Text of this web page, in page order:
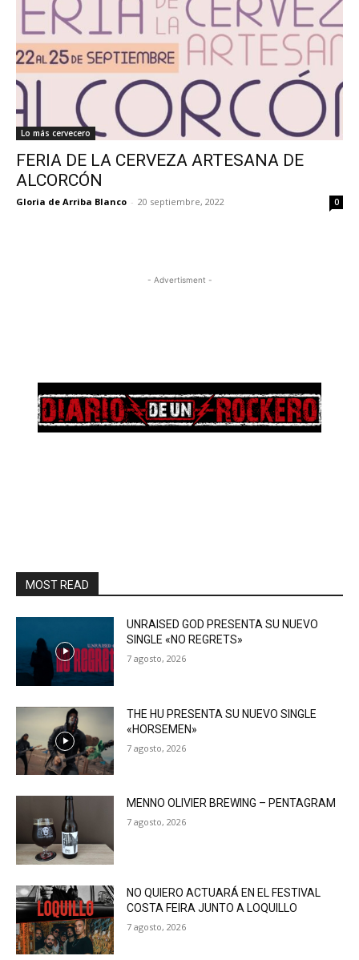
Lo más cervecero
FERIA DE LA CERVEZA ARTESANA DE
ALCORCÓN
Gloria de Arriba Blanco - 20 septiembre, 2022 0
- Advertisment -
MOST READ
UNRAISED GOD PRESENTA SU NUEVO
SINGLE «NO REGRETS»
7 agosto, 2026
THE HU PRESENTA SU NUEVO SINGLE
«HORSEMEN»
7 agosto, 2026
MENNO OLIVIER BREWING – PENTAGRAM
7 agosto, 2026
NO QUIERO ACTUARÁ EN EL FESTIVAL
COSTA FEIRA JUNTO A LOQUILLO
7 agosto, 2026